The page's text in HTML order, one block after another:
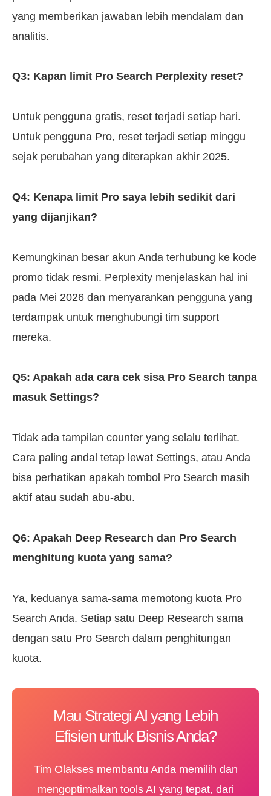
yang memberikan jawaban lebih mendalam dan
analitis.
Q3: Kapan limit Pro Search Perplexity reset?
Untuk pengguna gratis, reset terjadi setiap hari.
Untuk pengguna Pro, reset terjadi setiap minggu
sejak perubahan yang diterapkan akhir 2025.
Q4: Kenapa limit Pro saya lebih sedikit dari
yang dijanjikan?
Kemungkinan besar akun Anda terhubung ke kode
promo tidak resmi. Perplexity menjelaskan hal ini
pada Mei 2026 dan menyarankan pengguna yang
terdampak untuk menghubungi tim support
mereka.
Q5: Apakah ada cara cek sisa Pro Search tanpa
masuk Settings?
Tidak ada tampilan counter yang selalu terlihat.
Cara paling andal tetap lewat Settings, atau Anda
bisa perhatikan apakah tombol Pro Search masih
aktif atau sudah abu-abu.
Q6: Apakah Deep Research dan Pro Search
menghitung kuota yang sama?
Ya, keduanya sama-sama memotong kuota Pro
Search Anda. Setiap satu Deep Research sama
dengan satu Pro Search dalam penghitungan
kuota.
Mau Strategi AI yang Lebih
Efisien untuk Bisnis Anda?
Tim Olakses membantu Anda memilih dan
mengoptimalkan tools AI yang tepat, dari